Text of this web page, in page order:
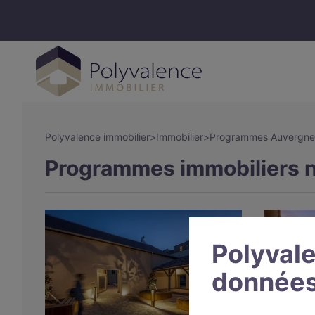
Polyvalence immobilier>Immobilier>Programmes
Programmes immobiliers